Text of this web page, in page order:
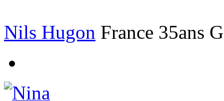
Nils Hugon France 35ans